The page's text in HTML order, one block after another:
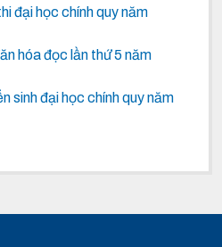
đại học chính quy năm
hóa đọc lần thứ 5 năm
sinh đại học chính quy năm